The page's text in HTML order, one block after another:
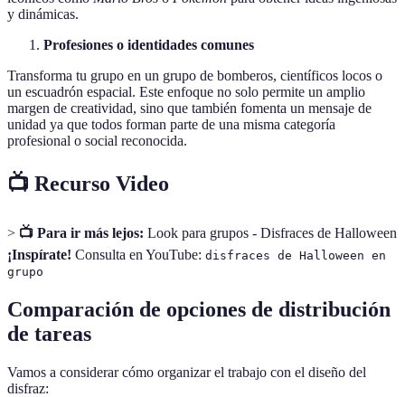
y dinámicas.
Profesiones o identidades comunes
Transforma tu grupo en un grupo de bomberos, científicos locos o
un escuadrón espacial. Este enfoque no solo permite un amplio
margen de creatividad, sino que también fomenta un mensaje de
unidad ya que todos forman parte de una misma categoría
profesional o social reconocida.
📺 Recurso Video
> 📺 Para ir más lejos: Look para grupos - Disfraces de Halloween
¡Inspírate! Consulta en YouTube: disfraces de Halloween en
grupo
Comparación de opciones de distribución
de tareas
Vamos a considerar cómo organizar el trabajo con el diseño del
disfraz: